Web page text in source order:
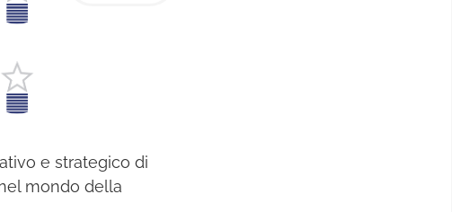
e strategico di
mondo della